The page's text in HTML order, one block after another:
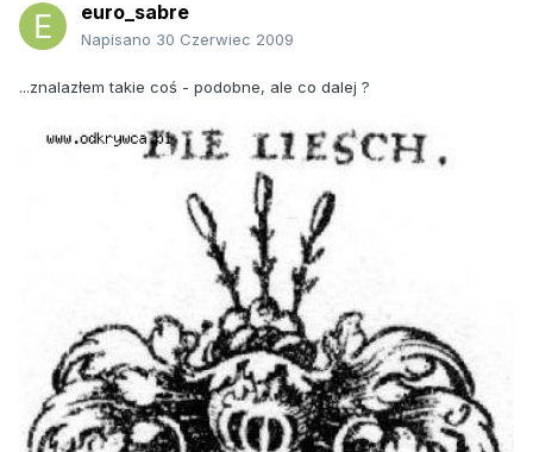
euro_sabre
Napisano 30 Czerwiec 2009
...znalazłem takie coś - podobne, ale co dalej ?